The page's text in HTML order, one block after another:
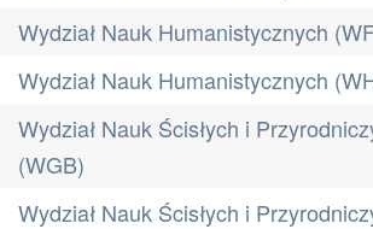
Wydział Nauk Humanistycznych
Wydział Nauk Humanistycznych
Wydział Nauk Ścisłych i
(WGB)
Wydział Nauk Ścisłych i